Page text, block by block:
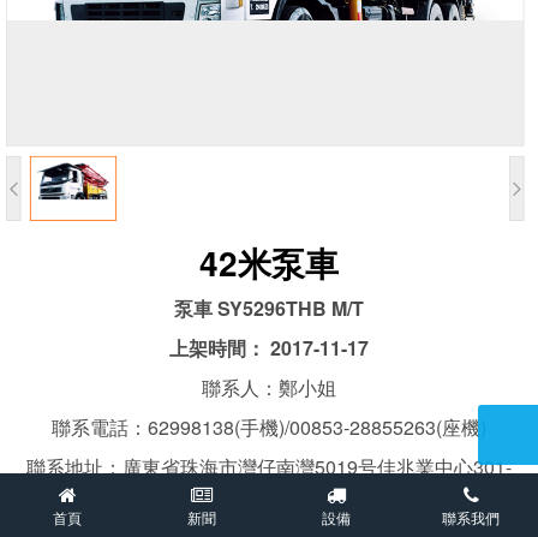
 
42米泵車
泵車 SY5296THB M/T
上架時間： 2017-11-17
聯系人：鄭小姐
聯系電話：62998138(手機)/00853-28855263(座機)
聯系地址：廣東省珠海市灣仔南灣5019号佳兆業中心301-
首頁 新聞 設備 聯系我們